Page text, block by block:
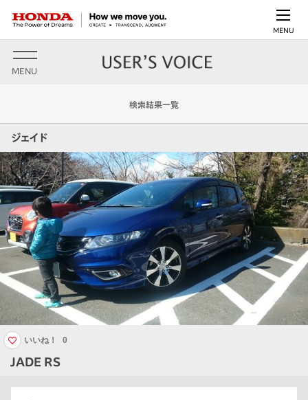
MENU
MENU
検索結果一覧
ジェイド
JADE RS
いいね！ 0